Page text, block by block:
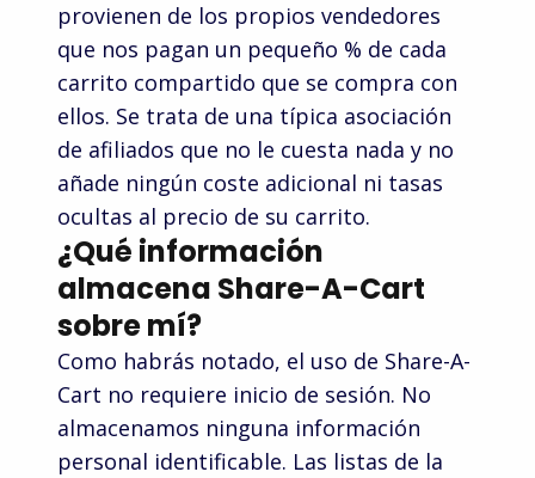
Fnac
Barnes &
Noble
DSW
Zalando
Staples
Newegg
Banggood
FreshDirect
Lazada
Microsoft
lululemon
provienen de los propios vendedores
que nos pagan un pequeño % de cada
carrito compartido que se compra con
ellos. Se trata de una típica asociación
de afiliados que no le cuesta nada y no
añade ningún coste adicional ni tasas
ocultas al precio de su carrito.
¿Qué información
almacena Share-A-Cart
sobre mí?
Como habrás notado, el uso de Share-A-
Cart no requiere inicio de sesión. No
almacenamos ninguna información
personal identificable. Las listas de la